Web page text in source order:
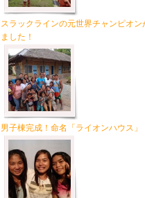
スラックラインの元世界チャンピオン
ました！
男子棟完成！命名「ライオンハウス」